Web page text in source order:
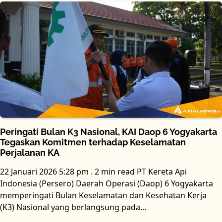
Peringati Bulan K3 Nasional, KAI Daop 6 Yogyakarta
Tegaskan Komitmen terhadap Keselamatan
Perjalanan KA
22 Januari 2026 5:28 pm . 2 min read PT Kereta Api
Indonesia (Persero) Daerah Operasi (Daop) 6 Yogyakarta
memperingati Bulan Keselamatan dan Kesehatan Kerja
(K3) Nasional yang berlangsung pada…